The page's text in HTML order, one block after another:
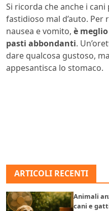
Si ricorda che anche i
fastidioso mal d’auto.
nausea e vomito, è
pasti abbondanti.
dare qualcosa gustoso,
appesantisca lo stomaco.
ARTICOLI RECENTI
Animali
cani e